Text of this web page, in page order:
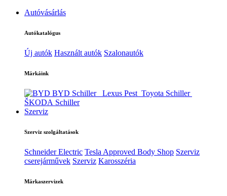
Autóvásárlás
Autókatalógus
Új autók Használt autók Szalonautók
Márkáink
BYD Schiller Lexus Pest Toyota Schiller
ŠKODA Schiller
Szerviz
Szerviz szolgáltatások
Schneider Electric Tesla Approved Body Shop Szerviz
cserejárművek Szerviz Karosszéria
Márkaszervizek